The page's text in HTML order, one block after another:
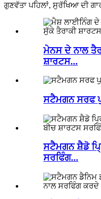
ਗੁਣਵੱਤਾ ਪਹਿਲਾਂ, ਸੁਰੱਖਿਆ ਦੀ
ਮੇਨਸ ਦੇ ਨਾਲ
ਸ਼ਾਰਟਸ...
ਸਟੈਮਗਨ ਸਰਫ
ਸਟੈਮਗਨ ਸ਼ੈਡੋ
ਸਰਫਿੰਗ...